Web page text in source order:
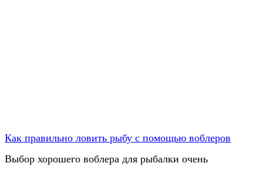
Как правильно ловить рыбу с помощью воблеров
Выбор хорошего воблера для рыбалки очень